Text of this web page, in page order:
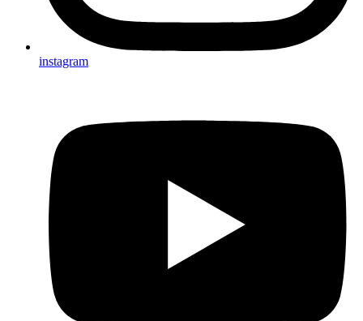
instagram